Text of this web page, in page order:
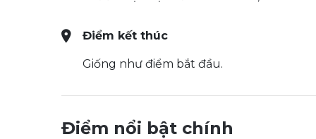
Điểm kết thúc
Giống như điểm bắt đầu.
Điểm nổi bật chính